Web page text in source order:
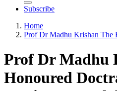
Subscribe
Home
Prof Dr Madhu Krishan The
Prof Dr Madhu
Honoured